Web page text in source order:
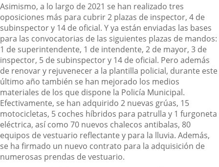
Asimismo, a lo largo de 2021 se han realizado tres
oposiciones más para cubrir 2 plazas de inspector, 4 de
subinspector y 14 de oficial. Y ya están enviadas las bases
para las convocatorias de las siguientes plazas de mandos:
1 de superintendente, 1 de intendente, 2 de mayor, 3 de
inspector, 5 de subinspector y 14 de oficial. Pero además
de renovar y rejuvenecer a la plantilla policial, durante este
último año también se han mejorado los medios
materiales de los que dispone la Policía Municipal.
Efectivamente, se han adquirido 2 nuevas grúas, 15
motocicletas, 5 coches híbridos para patrulla y 1 furgoneta
eléctrica, así como 70 nuevos chalecos antibalas, 80
equipos de vestuario reflectante y para la lluvia. Además,
se ha firmado un nuevo contrato para la adquisición de
numerosas prendas de vestuario.